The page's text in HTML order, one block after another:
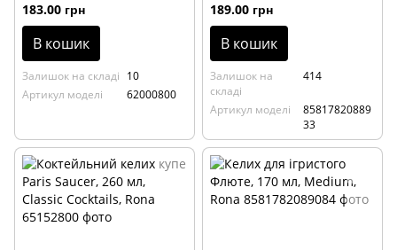
183.00 грн
В кошик
Залишок на складі 10
Артикул моделі
62000800
189.00 грн
В кошик
Залишок на
складі
414
Артикул моделі
85817820889
33